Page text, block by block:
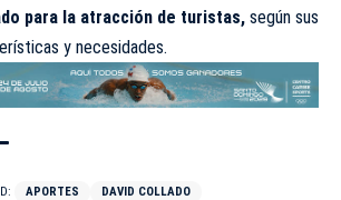
para la atracción de turistas, según sus
y necesidades.
APORTES
DAVID COLLADO